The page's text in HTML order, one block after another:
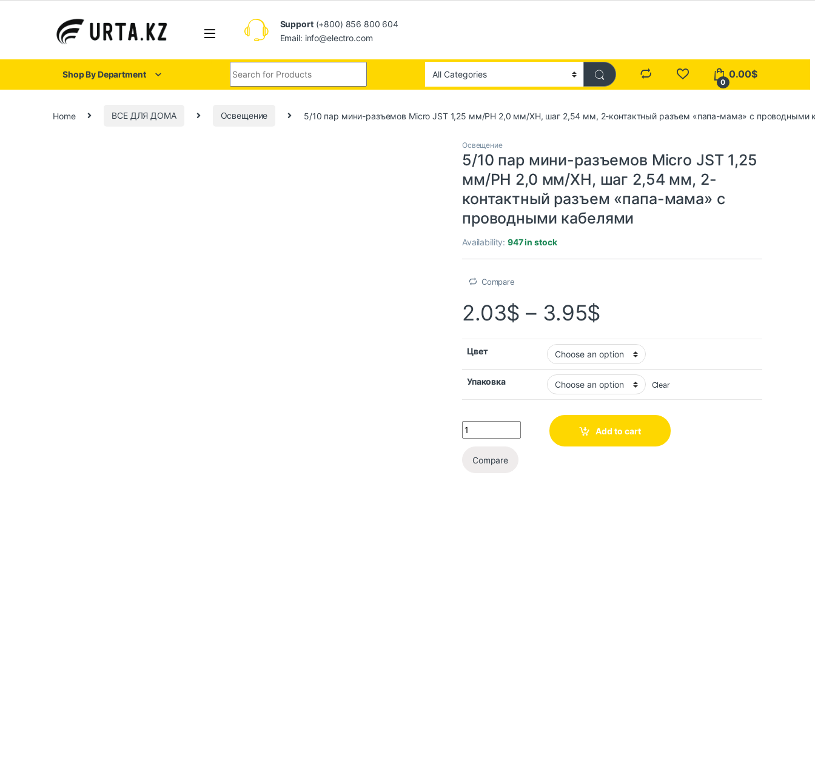
Support(+800) 856 800 604
Email: info@electro.com
Shop By Department
0
0.00$
Home ВСЕ ДЛЯ ДОМА Освещение 5/10 пар мини-разъемов Micro JST 1,25 мм/PH 2,0 мм/XH, шаг 2,54 мм, 2-контактный разъем «папа-мама» с проводными
Освещение
5/10 пар мини-разъемов Micro JST 1,25
мм/PH 2,0 мм/XH, шаг 2,54 мм, 2-
контактный разъем «папа-мама» с
проводными кабелями
Availability:947 in stock
Compare
2.03$ – 3.95$
Цвет
Упаковка Clear
Add to cart
Compare